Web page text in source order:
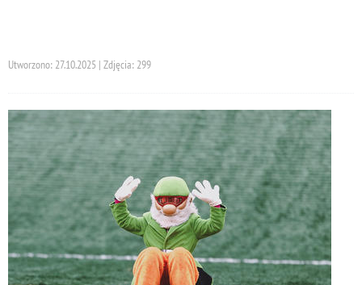
Utworzono: 27.10.2025 | Zdjęcia: 299